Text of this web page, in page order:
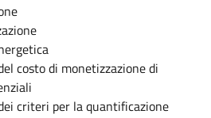
costo di monetizzazione di
criteri per la quantificazione